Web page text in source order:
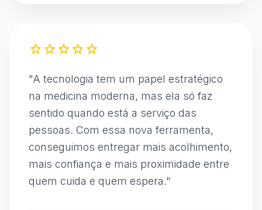
starstarstarstarstar
"A tecnologia tem um papel estratégico
na medicina moderna, mas ela só faz
sentido quando está a serviço das
pessoas. Com essa nova ferramenta,
conseguimos entregar mais acolhimento,
mais confiança e mais proximidade entre
quem cuida e quem espera."